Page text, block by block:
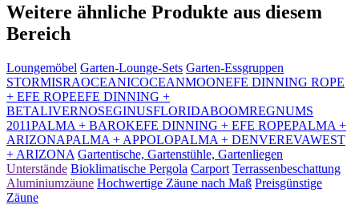
Weitere ähnliche Produkte aus diesem
Bereich
Loungemöbel Garten-Lounge-Sets Garten-Essgruppen
STORMISRAOCEANICOCEANMOONEFE DINNING ROPE
+ EFE ROPEEFE DINNING +
BETALIVERNOSEGINUSFLORIDABOOMREGNUMS
2011PALMA + BAROKEFE DINNING + EFE ROPEPALMA +
ARIZONAPALMA + APPOLOPALMA + DENVEREVAWEST
+ ARIZONA Gartentische, Gartenstühle, Gartenliegen
Unterstände Bioklimatische Pergola Carport Terrassenbeschattung
Aluminiumzäune Hochwertige Zäune nach Maß Preisgünstige
Zäune